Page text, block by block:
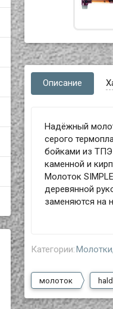
Описание
Надёжный
серого
бойками из ТПЭ
каменной и
Молоток
деревянной
заменяются на
Категории:
молоток